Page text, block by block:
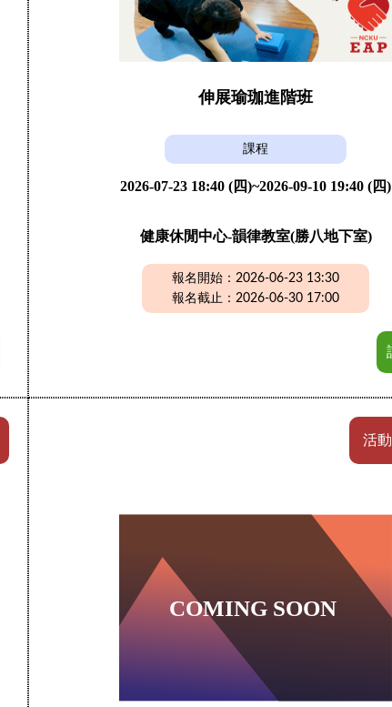
伸展瑜珈進階班
課程
2026-07-23 18:40 (四)~2026-09-10 19:40 (四)
健康休閒中心-韻律教室(勝八地下室)
報名開始：2026-06-23 13:30
報名截止：2026-06-30 17:00
活